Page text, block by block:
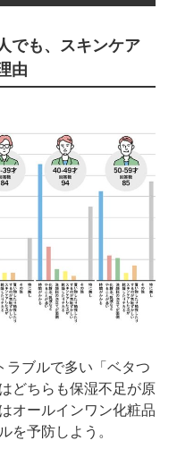
でも、スキンケア
由
ラブルで多い「ベタつ
どちらも保湿不足が原
オールインワン化粧品
を予防しよう。